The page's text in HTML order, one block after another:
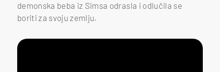
demonska beba iz Simsa odrasla i odlučila se
boriti za svoju zemlju.